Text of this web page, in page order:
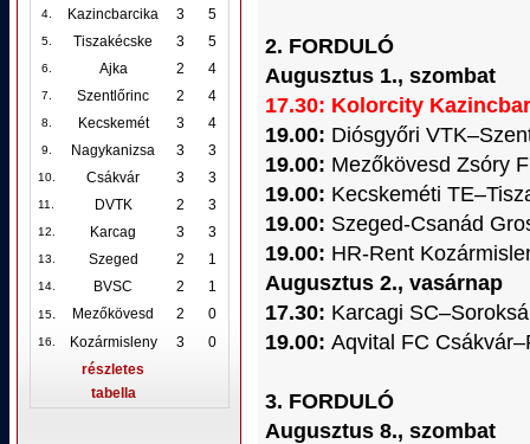
4. Kazincbarcika 3 5
5. Tiszakécske 3 5
6. Ajka 2 4
7. Szentlőrinc 2 4
8. Kecskemét 3 4
9. Nagykanizsa 3 3
10. Csákvár 3 3
11. DVTK 2 3
12. Karcag 3 3
13. Szeged 2 1
14. BVSC 2 1
15. Mezőkövesd 2 0
16. Kozármisleny 3
0
részletes
tabella
2. FORDULÓ
Augusztus 1., szombat
17.30: Kolorcity
19.00: Diósgyőri
19.00: Mezőkövesd Zsóry
19.00: Kecskeméti
19.00: Szeged-Csanád
19.00: HR-Rent
Augusztus 2., vasárnap
17.30: Karcagi
19.00: Aqvital FC
3. FORDULÓ
Augusztus 8., szombat